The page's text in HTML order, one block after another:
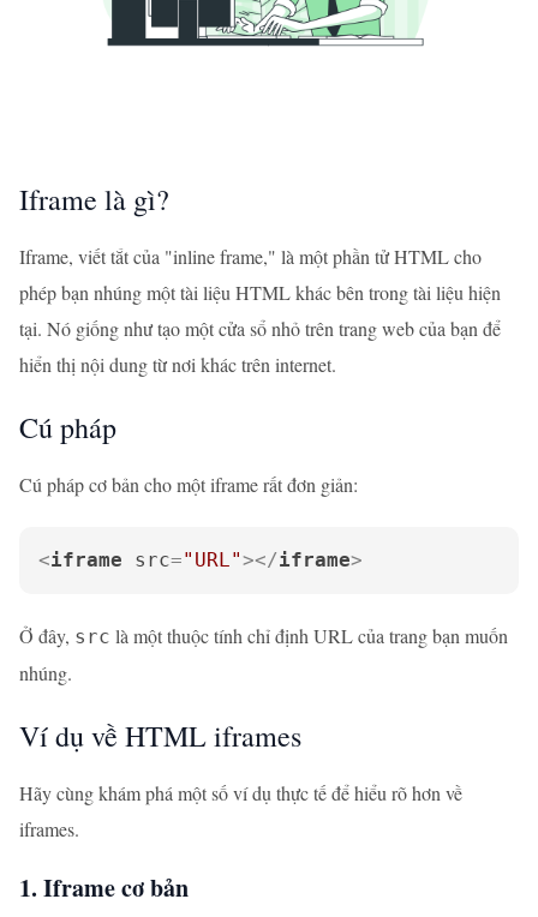
Iframe là gì?
Iframe, viết tắt của "inline frame," là một phần tử HTML cho
phép bạn nhúng một tài liệu HTML khác bên trong tài liệu hiện
tại. Nó giống như tạo một cửa sổ nhỏ trên trang web của bạn để
hiển thị nội dung từ nơi khác trên internet.
Cú pháp
Cú pháp cơ bản cho một iframe rất đơn giản:
<iframe src="URL"></iframe>
Ở đây, src là một thuộc tính chỉ định URL của trang bạn muốn
nhúng.
Ví dụ về HTML iframes
Hãy cùng khám phá một số ví dụ thực tế để hiểu rõ hơn về
iframes.
1. Iframe cơ bản